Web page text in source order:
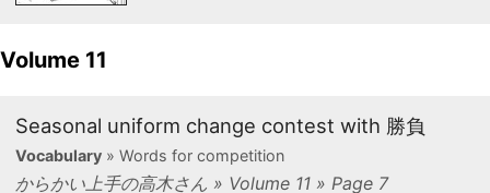
Volume 11
Seasonal uniform change contest with 勝負
Vocabulary» Words for competition
からかい上手の高木さん » Volume 11 » Page 7